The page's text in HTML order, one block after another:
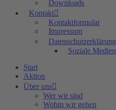
Downloads
Kontakt
Kontaktformular
Impressum
Datenschutzerklärung
Soziale Medien
Start
Aktion
Über uns
Wer wir sind
Wohin wir gehen